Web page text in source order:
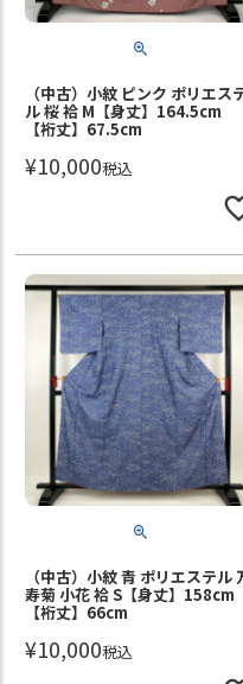
（中古）小紋 ピンク ポリエス
ル 桜 袷 M【身丈】164.5cm
【裄丈】67.5cm
¥10,000税込
（中古）小紋 青 ポリエステル
寿菊 小花 袷 S【身丈】158cm
【裄丈】66cm
¥10,000税込